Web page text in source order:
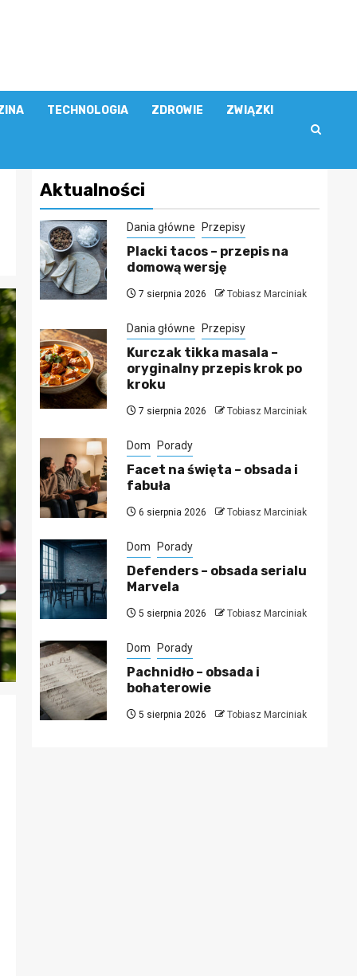
TECHNOLOGIA ZDROWIE ZWIĄZKI
Aktualności
Dania główne Przepisy
Placki tacos – przepis na
domową wersję
7 sierpnia 2026 Tobiasz Marciniak
Dania główne Przepisy
Kurczak tikka masala –
oryginalny przepis krok po
kroku
7 sierpnia 2026 Tobiasz Marciniak
Dom Porady
Facet na święta – obsada i
fabuła
6 sierpnia 2026 Tobiasz Marciniak
Dom Porady
Defenders – obsada serialu
Marvela
5 sierpnia 2026 Tobiasz Marciniak
Dom Porady
Pachnidło – obsada i
bohaterowie
5 sierpnia 2026 Tobiasz Marciniak